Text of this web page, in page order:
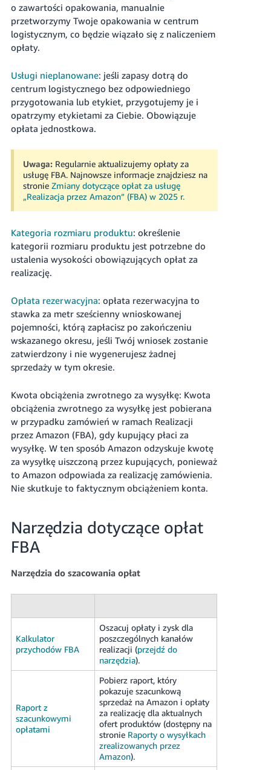
o zawartości opakowania, manualnie
przetworzymy Twoje opakowania w centrum
logistycznym, co będzie wiązało się z naliczeniem
opłaty.
Usługi nieplanowane: jeśli zapasy dotrą do
centrum logistycznego bez odpowiedniego
przygotowania lub etykiet, przygotujemy je i
opatrzymy etykietami za Ciebie. Obowiązuje
opłata jednostkowa.
Uwaga: Regularnie aktualizujemy opłaty za
usługę FBA. Najnowsze informacje znajdziesz na
stronie Zmiany dotyczące opłat za usługę
„Realizacja przez Amazon” (FBA) w 2025 r.
Kategoria rozmiaru produktu: określenie
kategorii rozmiaru produktu jest potrzebne do
ustalenia wysokości obowiązujących opłat za
realizację.
Opłata rezerwacyjna: opłata rezerwacyjna to
stawka za metr sześciennywnioskowanej
pojemności, którą zapłacisz po zakończeniu
wskazanego okresu, jeśli Twój wniosek zostanie
zatwierdzony i nie wygenerujesz żadnej
sprzedaży w tym okresie.
Kwota obciążenia zwrotnego za wysyłkę: Kwota
obciążenia zwrotnego za wysyłkę jest pobierana
w przypadku zamówień w ramach Realizacji
przez Amazon (FBA), gdy kupujący płaci za
wysyłkę. W ten sposób Amazon odzyskuje kwotę
za wysyłkę uiszczoną przez kupujących, ponieważ
to Amazon odpowiada za realizację zamówienia.
Nie skutkuje to faktycznym obciążeniem konta.
Narzędzia dotyczące opłat
FBA
Narzędzia do szacowania opłat
Kalkulator
przychodów FBA
Oszacuj opłaty i zysk dla
poszczególnych kanałów
realizacji (przejdź do
narzędzia).
Raport z
szacunkowymi
opłatami
Pobierz raport, który
pokazuje szacunkową
sprzedaż na Amazon i opłaty
za realizację dla aktualnych
ofert produktów (dostępny na
stronie Raporty o wysyłkach
zrealizowanych przez
Amazon).